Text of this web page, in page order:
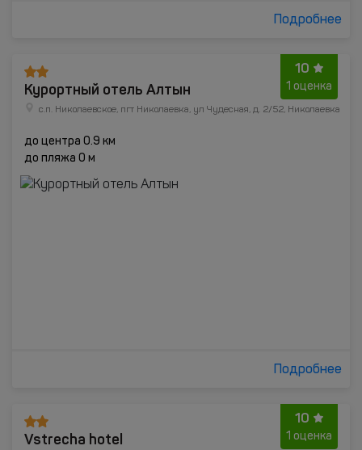
Подробнее
10
1 оценка
Курортный отель Алтын
с.п. Николаевское, пгт Николаевка, ул Чудесная, д. 2/52, Николаевка
до центра 0.9 км
до пляжа 0 м
Подробнее
10
1 оценка
Vstrecha hotel